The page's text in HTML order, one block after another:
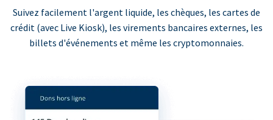
Suivez facilement l'argent liquide, les chèques, les cartes de
crédit (avec Live Kiosk), les virements bancaires externes, les
billets d'événements et même les cryptomonnaies.